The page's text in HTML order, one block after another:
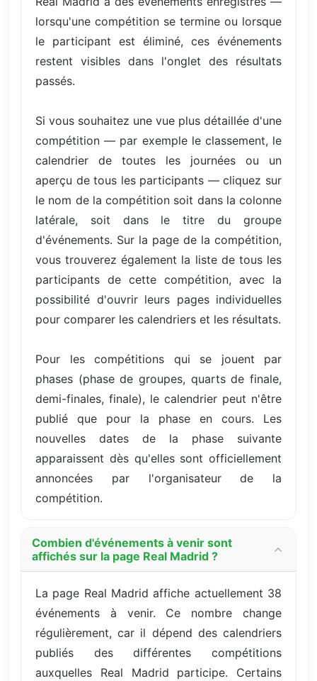
lorsqu'une compétition se termine ou lorsque
le participant est éliminé, ces événements
restent visibles dans l'onglet des résultats
passés.
Si vous souhaitez une vue plus détaillée d'une
compétition — par exemple le classement, le
calendrier de toutes les journées ou un
aperçu de tous les participants — cliquez sur
le nom de la compétition soit dans la colonne
latérale, soit dans le titre du groupe
d'événements. Sur la page de la compétition,
vous trouverez également la liste de tous les
participants de cette compétition, avec la
possibilité d'ouvrir leurs pages individuelles
pour comparer les calendriers et les résultats.
Pour les compétitions qui se jouent par
phases (phase de groupes, quarts de finale,
demi-finales, finale), le calendrier peut n'être
publié que pour la phase en cours. Les
nouvelles dates de la phase suivante
apparaissent dès qu'elles sont officiellement
annoncées par l'organisateur de la
compétition.
Combien d'événements à venir sont
affichés sur la page Real Madrid ?
La page Real Madrid affiche actuellement 38
événements à venir. Ce nombre change
régulièrement, car il dépend des calendriers
publiés des différentes compétitions
auxquelles Real Madrid participe. Certains